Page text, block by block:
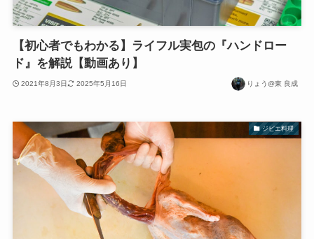
【初心者でもわかる】ライフル実包の『ハンドロー
ド』を解説【動画あり】
2021年8月3日 2025年5月16日 りょう@東 良成
ジビエ料理